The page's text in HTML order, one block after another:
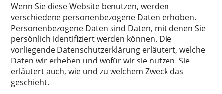
Wenn Sie diese Website benutzen, werden
verschiedene personenbezogene Daten erhoben.
Personenbezogene Daten sind Daten, mit denen Sie
persönlich identifiziert werden können. Die
vorliegende Datenschutzerklärung erläutert, welche
Daten wir erheben und wofür wir sie nutzen. Sie
erläutert auch, wie und zu welchem Zweck das
geschieht.